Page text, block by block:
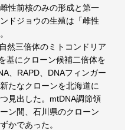
性前核のみの形成と第一
ドジョウの生殖は「雌性
然三倍体のミトコンドリア
基にクローン候補二倍体を
、RAPD、DNAフィンガー
たなクローンを北海道に
見出した。mtDNA調節領
ン間、石川県のクローン
かであった。